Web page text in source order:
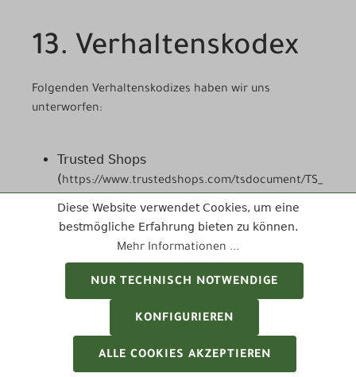
13. Verhaltenskodex
Folgenden Verhaltenskodizes haben wir uns
unterworfen:
Trusted Shops
(https://www.trustedshops.com/tsdocument/TS_
QUALITY_CRITERIA_de.pdf
14. Vereinbarung zur
Nutzung des Trusted
Shops
Diese Website verwendet Cookies, um eine
bestmögliche Erfahrung bieten zu können.
Mehr Informationen ...
NUR TECHNISCH NOTWENDIGE
KONFIGURIEREN
ALLE COOKIES AKZEPTIEREN